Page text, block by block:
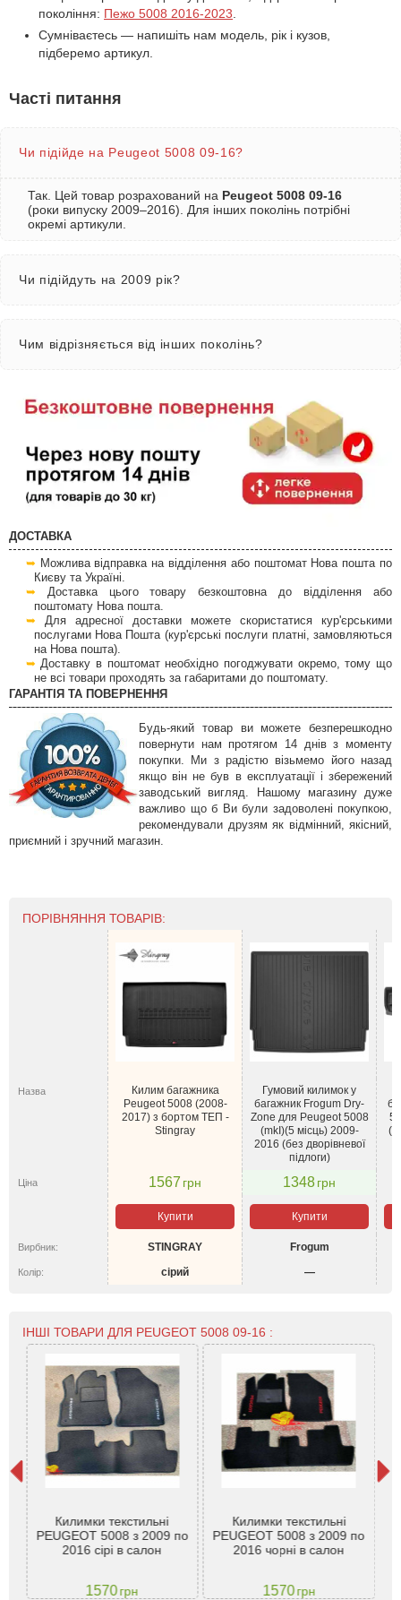
покоління: Пежо 5008 2016-2023
Сумніваєтесь — напишіть нам модель, рік і кузов,
підберемо артикул.
Часті питання
Чи підійде на Peugeot 5008 09-16?
Так. Цей товар розрахований на Peugeot 5008 09-16
(роки випуску 2009–2016). Для інших поколінь потрібні
окремі артикули.
Чи підійдуть на 2009 рік?
Чим відрізняється від інших поколінь?
ДОСТАВКА
Можлива відправка на відділення або поштомат Нова пошта по
Києву та Україні.
Доставка цього товару безкоштовна до відділення або
поштомату Нова пошта.
Для адресної доставки можете скористатися кур'єрськими
послугами Нова Пошта (кур'єрські послуги платні, замовляються
на Нова пошта).
Доставку в поштомат необхідно погоджувати окремо, тому що
не всі товари проходять за габаритами до поштомату.
ГАРАНТІЯ ТА ПОВЕРНЕННЯ
Будь-який товар ви можете безперешкодно
повернути нам протягом 14 днів з моменту
покупки. Ми з радістю візьмемо його назад
якщо він не був в експлуатації і збережений
заводський вигляд. Нашому магазину дуже
важливо що б Ви були задоволені покупкою,
рекомендували друзям як відмінний, якісний,
приємний і зручний магазин.
ПОРІВНЯННЯ ТОВАРІВ:
Назва
Килим багажника
Peugeot 5008 (2008-
2017) з бортом ТЕП -
Stingray
Гумовий килимок у
багажник Frogum Dry-
Zone для Peugeot 5008
(mkI)(5 місць) 2009-
2016 (без дворівневої
підлоги)
Ціна 1567 грн 1348грн
Купити Купити
Вирбник: STINGRAY Frogum
Колір: сірий —
ІНШІ ТОВАРИ ДЛЯ PEUGEOT 5008 09-16 :
Килимки текстильні
PEUGEOT 5008 з 2009 по
2016 сірі в салон
1570грн
Килимки текстильні
PEUGEOT 5008 з 2009 по
2016 чорні в салон
1570грн